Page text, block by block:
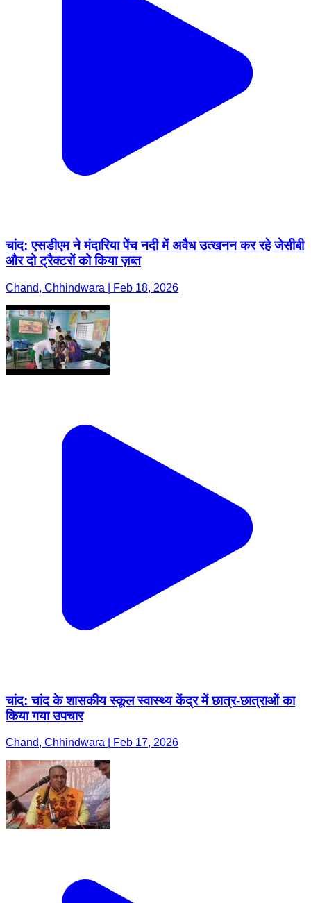
चांद: एसडीएम ने मंदारिया पेंच नदी में अवैध उत्खनन कर रहे जेसीबी
और दो ट्रैक्टरों को किया ज़ब्त
Chand, Chhindwara | Feb 18, 2026
चांद: चांद के शासकीय स्कूल स्वास्थ्य केंद्र में छात्र-छात्राओं का
किया गया उपचार
Chand, Chhindwara | Feb 17, 2026